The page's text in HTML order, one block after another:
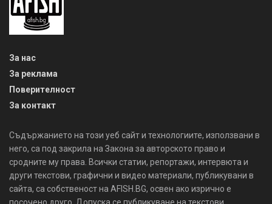
За нас
За реклама
Поверителност
За контакт
Съдържанието на този уеб сайт и технологиите, използвани в
него, са под закрила на Закона за авторското право и
сродните му права. Всички статии, репортажи, интервюта и
други текстови, графични и видео материали, публикувани в
сайта, са собственост на AFISH.BG, освен ако изрично е
посочено друго. Допуска се публикуване на текстови